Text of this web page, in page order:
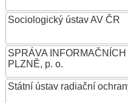
Sociologický ústav AV ČR
SPRÁVA
PLZNĚ, p. o.
Státní ústav radiační